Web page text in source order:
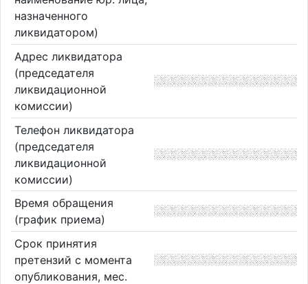
назначенного
ликвидатором)
Адрес ликвидатора
(председателя
ликвидационной
комиссии)
Телефон ликвидатора
(председателя
ликвидационной
комиссии)
Время обращения
(график приема)
Срок принятия
претензий с момента
опубликования, мес.